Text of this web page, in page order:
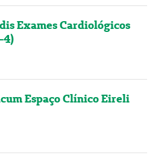
Exames Cardiológicos
4)
Espaço Clínico Eireli